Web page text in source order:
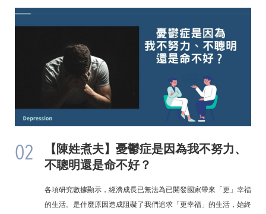
02
【陳姓煮夫】憂鬱症是因為我不努力、
不聰明還是命不好？
各項研究數據顯示，經濟成長已無法為已開發國家帶來「更」幸福
的生活。是什麼原因造成阻礙了我們追求「更幸福」的生活，始終